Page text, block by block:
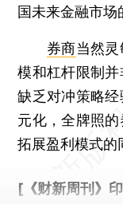
国未来金融市场
券商当然
模和杠杆限制
缺乏对冲策略
元化，全牌照
拓展盈利模式的
[《财新周刊》印